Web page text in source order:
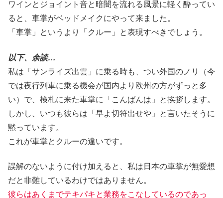
ワインとジョイント音と暗闇を流れる風景に軽く酔ってい
ると、車掌がベッドメイクにやって来ました。
「車掌」というより「クルー」と表現すべきでしょう。
以下、余談…
私は「サンライズ出雲」に乗る時も、つい外国のノリ（今
では夜行列車に乗る機会が国内より欧州の方がずっと多
い）で、検札に来た車掌に「こんばんは」と挨拶します。
しかし、いつも彼らは「早よ切符出せや」と言いたそうに
黙っています。
これが車掌とクルーの違いです。
誤解のないように付け加えると、私は日本の車掌が無愛想
だと非難しているわけではありません。
彼らはあくまでテキパキと業務をこなしているのであっ